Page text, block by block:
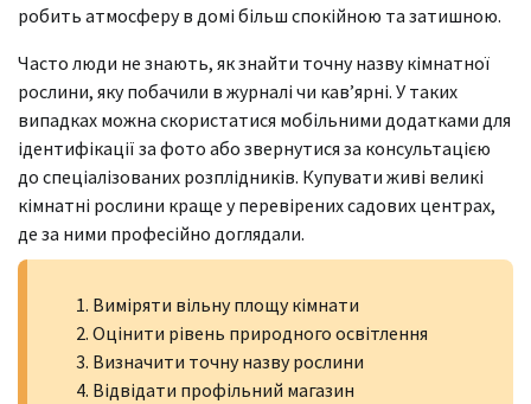
робить атмосферу в домі більш спокійною та затишною.
Часто люди не знають, як знайти точну назву кімнатної
рослини, яку побачили в журналі чи кав’ярні. У таких
випадках можна скористатися мобільними додатками для
ідентифікації за фото або звернутися за консультацією
до спеціалізованих розплідників. Купувати живі великі
кімнатні рослини краще у перевірених садових центрах,
де за ними професійно доглядали.
Виміряти вільну площу кімнати
Оцінити рівень природного освітлення
Визначити точну назву рослини
Відвідати профільний магазин